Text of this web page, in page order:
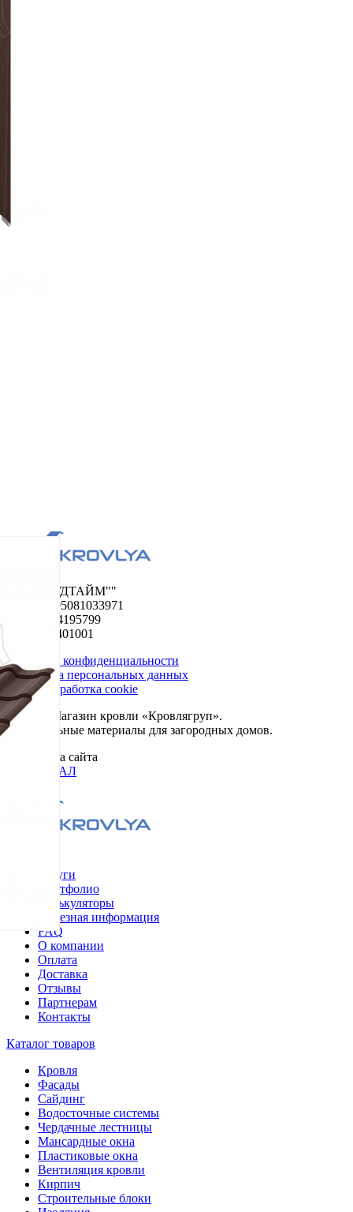
ООО "ФУДТАЙМ""
ОГРН 1195081033971
ИНН 5024195799
КПП 502401001
Политика конфиденциальности
Обработка персональных данных
Сбор и обработка cookie
© 2026. Магазин кровли «Кровлягруп».
Строительные материалы для загородных домов.
Разработка сайта
ОРИГИНАЛ
Услуги
Портфолио
Калькуляторы
Полезная информация
FAQ
О компании
Оплата
Доставка
Отзывы
Партнерам
Контакты
Каталог товаров
Кровля
Фасады
Сайдинг
Водосточные системы
Чердачные лестницы
Мансардные окна
Пластиковые окна
Вентиляция кровли
Кирпич
Строительные блоки